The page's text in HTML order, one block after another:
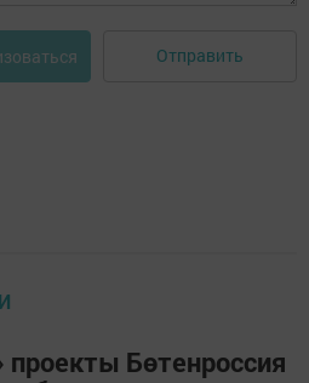
Отправить
Бөтенроссия